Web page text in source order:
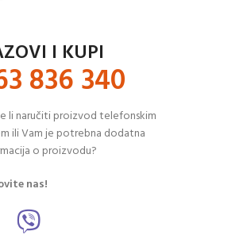
I KUPI
836 340
li naručiti proizvod telefonskim
ili Vam je potrebna dodatna
o proizvodu?
nas!